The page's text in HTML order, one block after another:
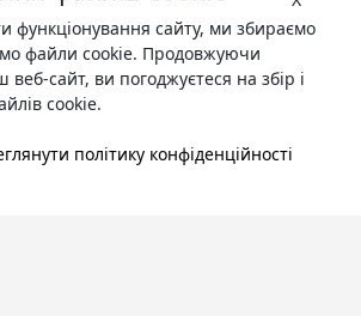
функціонування сайту, ми збираємо
файли cookie. Продовжуючи
сайт, ви погоджуєтеся на збір і
cookie.
політику конфіденційності
і бібліотека книг, які можна